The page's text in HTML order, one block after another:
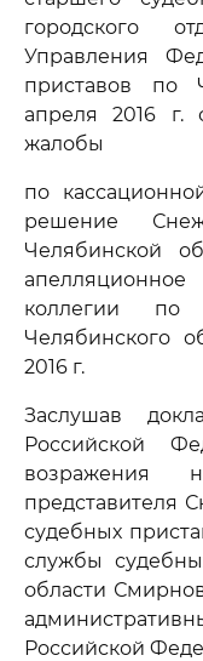
городского
Управления
приставов по
апреля 2016 г.
жалобы
по
решение
Челябинской
коллегии по
Челябинского
2016 г.
Заслушав
Российской
возражения
представителя
судебных
службы
области
Российской